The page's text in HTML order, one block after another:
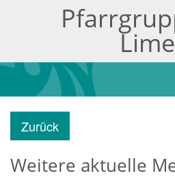
Zurück
Weitere aktuelle